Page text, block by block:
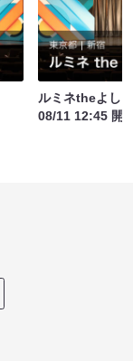
ルミネtheよし
08/11 12:45 開